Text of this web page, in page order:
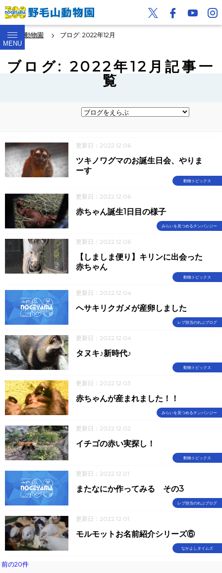
MENU
野毛山動物園 ブログ: 2022年12月
ブログ: 2022年12月記事一
覧
更新日：2022.12.06
動物トピックス
ツキノワグマのお誕生日会、やりま
ーす
更新日：2022.12.06
みらいを見つめるチンパンジー
赤ちゃん誕生1日目の様子
更新日：2022.12.06
動物トピックス
【しましま便り】キリンに出会った
赤ちゃん
更新日：2022.12.04
レプ担当のれぷブログ
ヘサキリクガメが産卵しました
更新日：2022.12.04
動物トピックス
タヌキ♪新時代♪
更新日：2022.12.03
みらいを見つめるチンパンジー
赤ちゃんが産まれました！！
更新日：2022.12.02
動物トピックス
イチゴの赤い実探し！
更新日：2022.12.01
レプ担当のれぷブログ
またなにか作ってみる その3
更新日：2022.12.01
なかよしタイムズ
モルモットお名前紹介シリーズ⑥
前の20件